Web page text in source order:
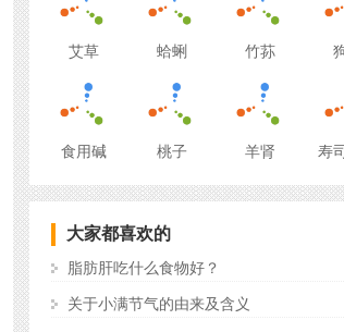
艾草 蛤蜊 竹荪
食用碱 桃子 羊肾 寿
大家都喜欢的
脂肪肝吃什么食物好？
关于小满节气的由来及含义